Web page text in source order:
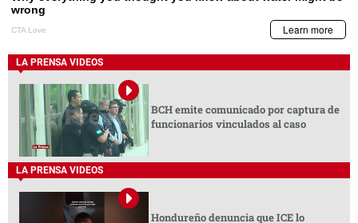
LA PRENSA VIDEOS
BCH emite comunicado por captura de
funcionarios vinculados al caso
LA PRENSA VIDEOS
Hondureño denuncia que ICE lo